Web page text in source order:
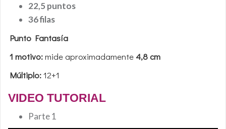
22,5 puntos
36 filas
Punto Fantasía
1 motivo:mide aproximadamente 4,8 cm
Múltiplo:12+1
VIDEO TUTORIAL
Parte 1